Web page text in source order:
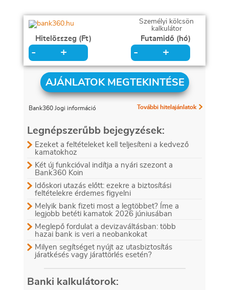
Személyi kölcsön
kalkulátor
Hitelösszeg (Ft)
- +
Futamidő (hó)
- +
AJÁNLATOK MEGTEKINTÉSE
Bank360 Jogi információ További hitelajánlatok
Legnépszerűbb bejegyzések:
Ezeket a feltételeket kell teljesíteni a kedvező
kamatokhoz
Két új funkcióval indítja a nyári szezont a
Bank360 Koin
Időskori utazás előtt: ezekre a biztosítási
feltételekre érdemes figyelni
Melyik bank fizeti most a legtöbbet? Íme a
legjobb betéti kamatok 2026 júniusában
Meglepő fordulat a devizaváltásban: több
hazai bank is veri a neobankokat
Milyen segítséget nyújt az utasbiztosítás
járatkésés vagy járattörlés esetén?
Banki kalkulátorok: